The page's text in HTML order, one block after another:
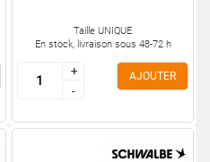
Taille UNIQUE
En stock, livraison sous 48-72 h
+
-
+
-
AJOUTER